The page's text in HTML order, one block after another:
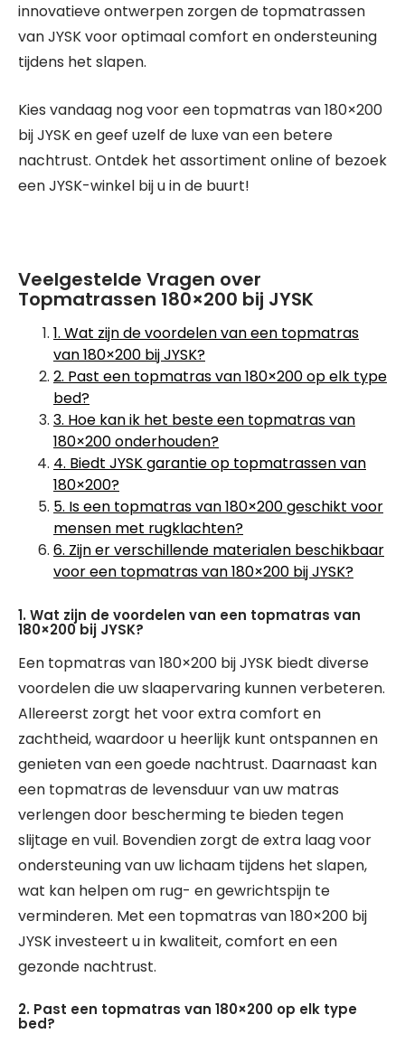
innovatieve ontwerpen zorgen de topmatrassen
van JYSK voor optimaal comfort en ondersteuning
tijdens het slapen.
Kies vandaag nog voor een topmatras van 180×200
bij JYSK en geef uzelf de luxe van een betere
nachtrust. Ontdek het assortiment online of bezoek
een JYSK-winkel bij u in de buurt!
Veelgestelde Vragen over
Topmatrassen 180×200 bij JYSK
1. Wat zijn de voordelen van een topmatras
van 180×200 bij JYSK?
2. Past een topmatras van 180×200 op elk type
bed?
3. Hoe kan ik het beste een topmatras van
180×200 onderhouden?
4. Biedt JYSK garantie op topmatrassen van
180×200?
5. Is een topmatras van 180×200 geschikt voor
mensen met rugklachten?
6. Zijn er verschillende materialen beschikbaar
voor een topmatras van 180×200 bij JYSK?
1. Wat zijn de voordelen van een topmatras van
180×200 bij JYSK?
Een topmatras van 180×200 bij JYSK biedt diverse
voordelen die uw slaapervaring kunnen verbeteren.
Allereerst zorgt het voor extra comfort en
zachtheid, waardoor u heerlijk kunt ontspannen en
genieten van een goede nachtrust. Daarnaast kan
een topmatras de levensduur van uw matras
verlengen door bescherming te bieden tegen
slijtage en vuil. Bovendien zorgt de extra laag voor
ondersteuning van uw lichaam tijdens het slapen,
wat kan helpen om rug- en gewrichtspijn te
verminderen. Met een topmatras van 180×200 bij
JYSK investeert u in kwaliteit, comfort en een
gezonde nachtrust.
2. Past een topmatras van 180×200 op elk type
bed?